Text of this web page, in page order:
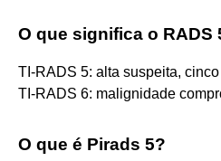
O que significa o RADS
TI-RADS 5: alta suspeita,
TI-RADS 6: malignidade
O que é Pirads 5?